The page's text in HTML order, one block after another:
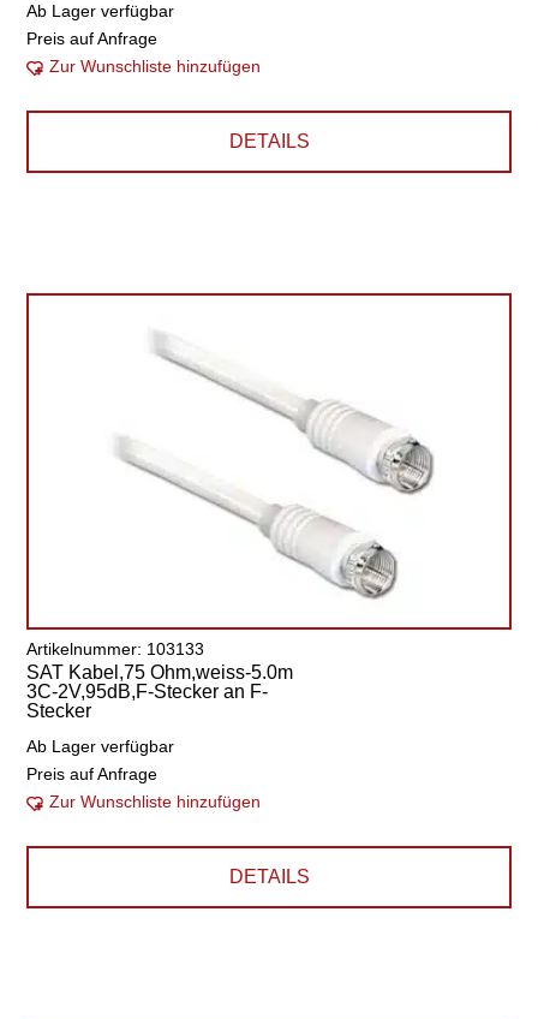
Ab Lager verfügbar
Preis auf Anfrage
Zur Wunschliste hinzufügen
DETAILS
Artikelnummer: 103133
SAT Kabel,75 Ohm,weiss-5.0m
3C-2V,95dB,F-Stecker an F-
Stecker
Ab Lager verfügbar
Preis auf Anfrage
Zur Wunschliste hinzufügen
DETAILS